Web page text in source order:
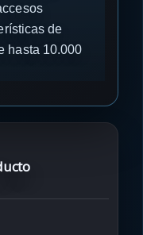
de
hasta 10.000